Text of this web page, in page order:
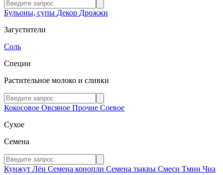
Бульоны, супы Декор Дрожжи
Загустители
Соль
Специи
Растительное молоко и сливки
Кокосовое Овсяное Прочие Соевое
Сухое
Семена
Кунжут Лён Семена конопли Семена тыквы Смеси Тмин Чиа